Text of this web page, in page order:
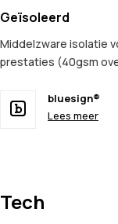
Geïsoleerd
Middelzware isolatie
prestaties (40gsm
bluesign®
Lees meer
Tech